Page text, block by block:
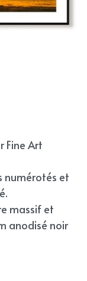
Fine Art
numérotés et
massif et
anodisé noir